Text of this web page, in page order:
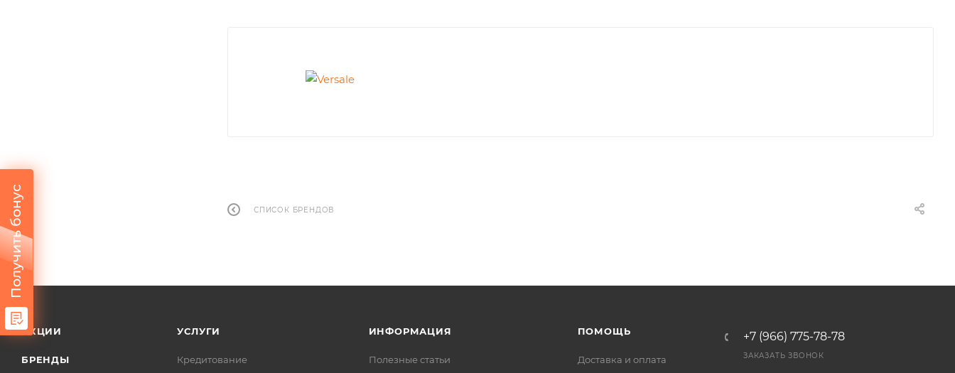
СПИСОК БРЕНДОВ
АКЦИИ
БРЕНДЫ
УСЛУГИ
Кредитование
ИНФОРМАЦИЯ
Полезные статьи
ПОМОЩЬ
Доставка и оплата
+7 (966) 775-78-78
ЗАКАЗАТЬ ЗВОНОК
Получить бонус